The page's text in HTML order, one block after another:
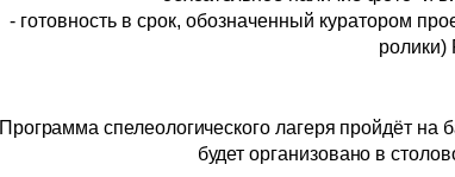
- готовность в срок, обозначенный куратором
ролики)
Программа спелеологического лагеря пройдёт на
будет организовано в